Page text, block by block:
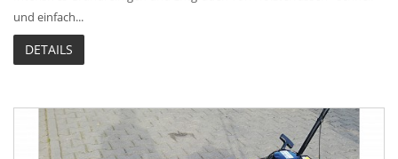
und einfach...
DETAILS